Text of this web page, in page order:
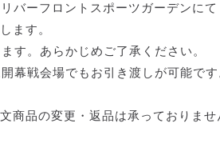
バーフロントスポーツガーデンにて
ます。
す。あらかじめご了承ください。
幕戦会場でもお引き渡しが可能です
商品の変更・返品は承っておりませ